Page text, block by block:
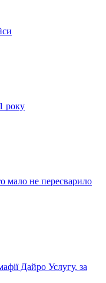
року
мало не пересварило
Дайро Услугу, за